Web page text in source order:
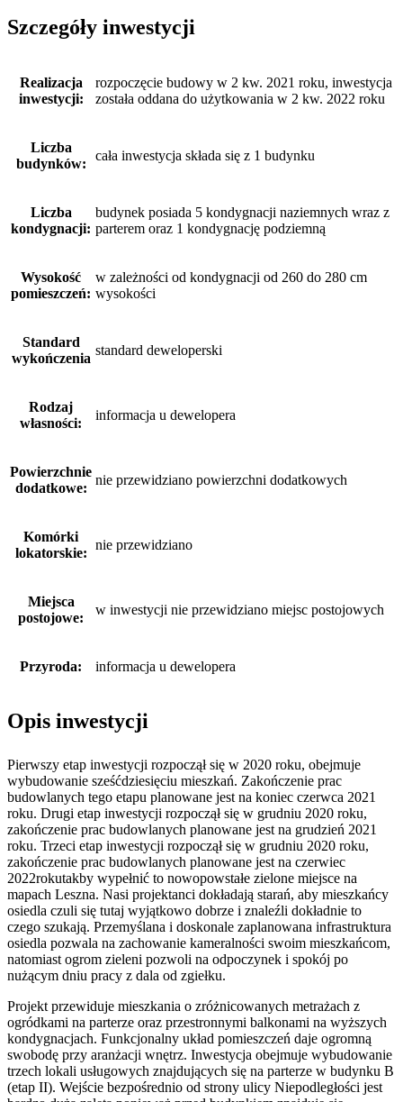
Szczegóły inwestycji
Realizacja
inwestycji:
rozpoczęcie budowy w 2 kw. 2021 roku, inwestycja
została oddana do użytkowania w 2 kw. 2022 roku
Liczba
budynków:
cała inwestycja składa się z 1 budynku
Liczba
kondygnacji:
budynek posiada 5 kondygnacji naziemnych wraz z
parterem oraz 1 kondygnację podziemną
Wysokość
pomieszczeń:
w zależności od kondygnacji od 260 do 280 cm
wysokości
Standard
wykończenia
standard deweloperski
Rodzaj
własności:
informacja u dewelopera
Powierzchnie
dodatkowe:
nie przewidziano powierzchni dodatkowych
Komórki
lokatorskie:
nie przewidziano
Miejsca
postojowe:
w inwestycji nie przewidziano miejsc postojowych
Przyroda: informacja u dewelopera
Opis inwestycji
Pierwszy etap inwestycji rozpoczął się w 2020 roku, obejmuje
wybudowanie sześćdziesięciu mieszkań. Zakończenie prac
budowlanych tego etapu planowane jest na koniec czerwca 2021
roku. Drugi etap inwestycji rozpoczął się w grudniu 2020 roku,
zakończenie prac budowlanych planowane jest na grudzień 2021
roku. Trzeci etap inwestycji rozpoczął się w grudniu 2020 roku,
zakończenie prac budowlanych planowane jest na czerwiec
2022rokutakby wypełnić to nowopowstałe zielone miejsce na
mapach Leszna. Nasi projektanci dokładają starań, aby mieszkańcy
osiedla czuli się tutaj wyjątkowo dobrze i znaleźli dokładnie to
czego szukają. Przemyślana i doskonale zaplanowana infrastruktura
osiedla pozwala na zachowanie kameralności swoim mieszkańcom,
natomiast ogrom zieleni pozwoli na odpoczynek i spokój po
nużącym dniu pracy z dala od zgiełku.
Projekt przewiduje mieszkania o zróżnicowanych metrażach z
ogródkami na parterze oraz przestronnymi balkonami na wyższych
kondygnacjach. Funkcjonalny układ pomieszczeń daje ogromną
swobodę przy aranżacji wnętrz. Inwestycja obejmuje wybudowanie
trzech lokali usługowych znajdujących się na parterze w budynku B
(etap II). Wejście bezpośrednio od strony ulicy Niepodległości jest